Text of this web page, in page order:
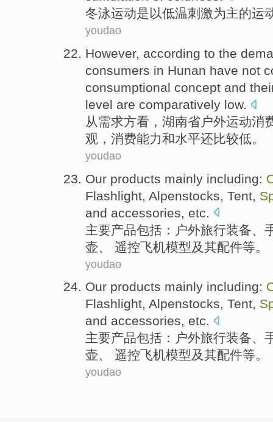
冬泳运动是以低温刺激为主的运
youdao
However, according to the
consumers in Hunan have not
consumptional concept and
level are comparatively low.
从需求方看，湖南省户外运动消
观 ，消费能力和水平还比较低。
youdao
Our products mainly including:
Flashlight Alpenstocks Tent
and accessories etc
主要产品包括 ： 户外旅行装备
壶 、 遥控飞机模型 及其配件等 。
youdao
Our products mainly including:
Flashlight, Alpenstocks, Tent,
and accessories, etc.
主要产品包括 ： 户外旅行装备、
壶、 遥控飞机模型及其配件等。
youdao